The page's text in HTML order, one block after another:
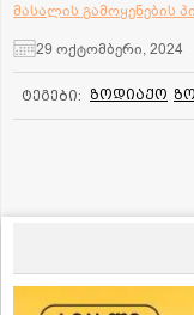
მასალის გამოყენების
29 ოქტომბერი, 2024
ტეგები: ზოდიაქო